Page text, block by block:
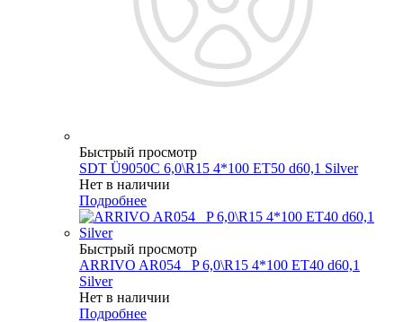
Быстрый просмотр
SDT Ü9050C 6,0\R15 4*100 ET50 d60,1 Silver
Нет в наличии
Подробнее
Быстрый просмотр
ARRIVO AR054 _P 6,0\R15 4*100 ET40 d60,1
Silver
Нет в наличии
Подробнее